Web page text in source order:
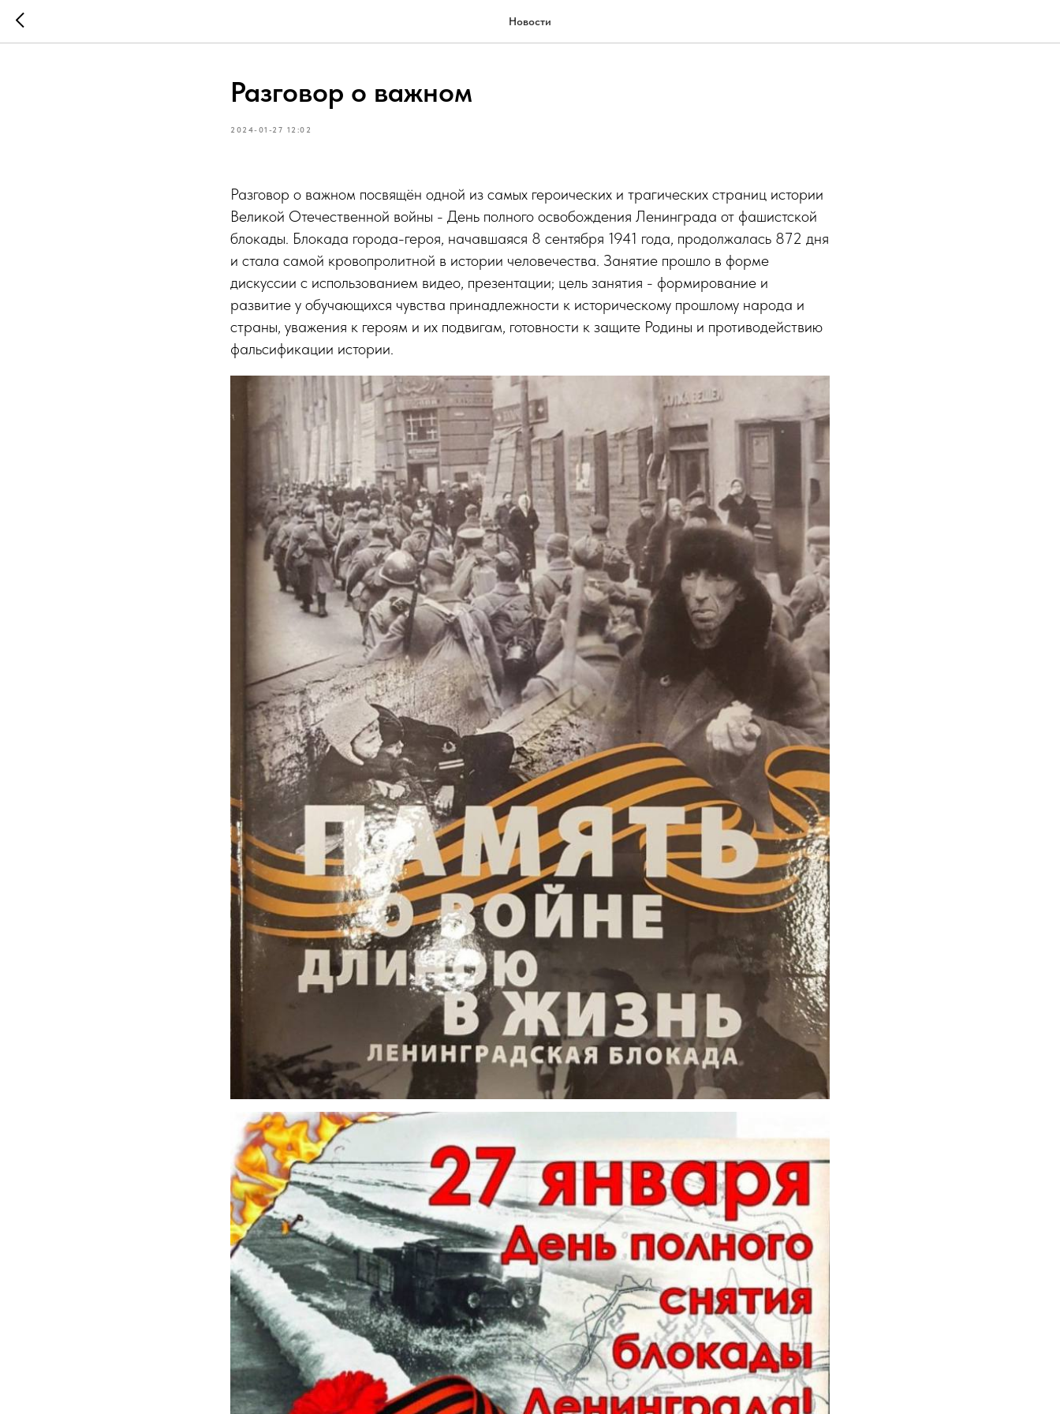
Новости
Разговор о важном
2024-01-27 12:02
Разговор о важном посвящён одной из самых героических и трагических страниц истории
Великой Отечественной войны - День полного освобождения Ленинграда от фашистской
блокады. Блокада города-героя, начавшаяся 8 сентября 1941 года, продолжалась 872 дня
и стала самой кровопролитной в истории человечества. Занятие прошло в форме
дискуссии с использованием видео, презентации; цель занятия - формирование и
развитие у обучающихся чувства принадлежности к историческому прошлому народа и
страны, уважения к героям и их подвигам, готовности к защите Родины и противодействию
фальсификации истории.